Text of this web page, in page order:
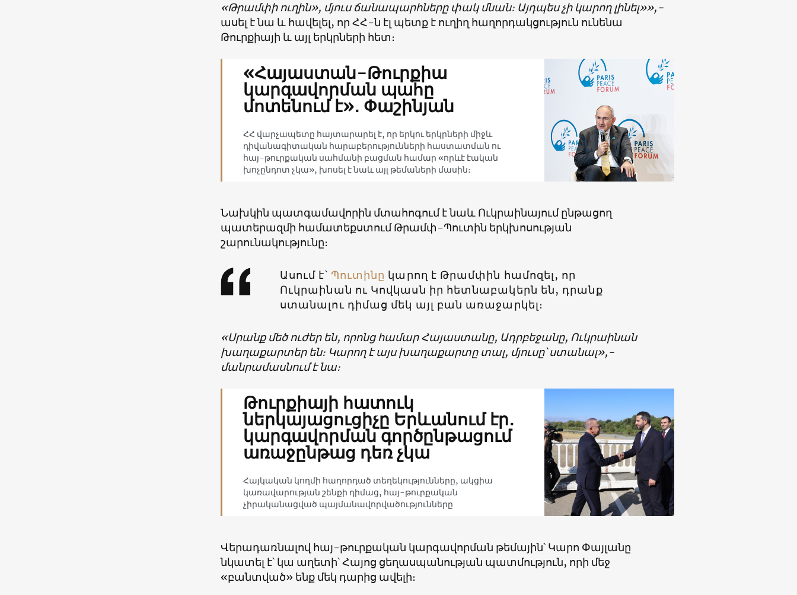
«Թրամփի ուղին», մյուս ճանապարհները փակ մնան։ Այդպես չի կարող լինել»»,-
ասել է նա և հավելել, որ ՀՀ-ն էլ պետք է ուղիղ հաղորդակցություն ունենա
Թուրքիայի և այլ երկրների հետ։
«Հայաստան-Թուրքիա
կարգավորման պահը
մոտենում է»․ Փաշինյան
ՀՀ վարչապետը հայտարարել է, որ երկու երկրների միջև
դիվանագիտական հարաբերությունների հաստատման ու
հայ-թուրքական սահմանի բացման համար «որևէ էական
խոչընդոտ չկա», խոսել է նաև այլ թեմաների մասին։
Նախկին պատգամավորին մտահոգում է նաև Ուկրաինայում ընթացող
պատերազմի համատեքստում Թրամփ-Պուտին երկխոսության
շարունակությունը։
Ասում է՝ Պուտինը կարող է Թրամփին համոզել, որ
Ուկրաինան ու Կովկասն իր հետնաբակերն են, դրանք
ստանալու դիմաց մեկ այլ բան առաջարկել։
«Սրանք մեծ ուժեր են, որոնց համար Հայաստանը, Ադրբեջանը, Ուկրաինան
խաղաքարտեր են։ Կարող է այս խաղաքարտը տալ, մյուսը՝ ստանալ»,-
մանրամասնում է նա։
Թուրքիայի հատուկ
ներկայացուցիչը Երևանում էր․
կարգավորման գործընթացում
առաջընթաց դեռ չկա
Հայկական կողմի հաղորդած տեղեկությունները, ակցիա
կառավարության շենքի դիմաց, հայ-թուրքական
չիրականացված պայմանավորվածությունները
Վերադառնալով հայ-թուրքական կարգավորման թեմային՝ Կարո Փայլանը
նկատել է՝ կա աղետի՝ Հայոց ցեղասպանության պատմություն, որի մեջ
«բանտված» ենք մեկ դարից ավելի։